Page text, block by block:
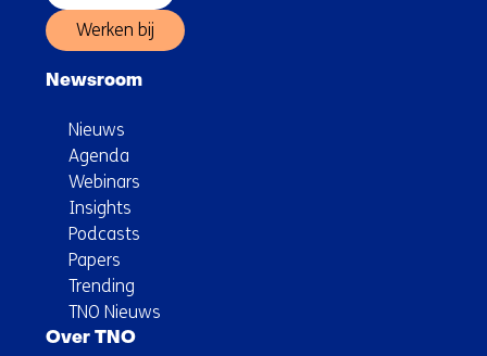
Werken bij
Newsroom
Nieuws
Agenda
Webinars
Insights
Podcasts
Papers
Trending
TNO Nieuws
Over TNO